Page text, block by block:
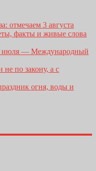
отмечаем 3 августа
факты и живые слова
июля — Международный
по закону, а с
огня, воды и